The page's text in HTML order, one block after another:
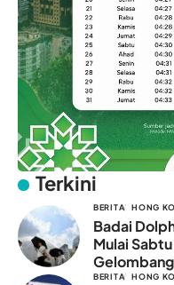
Terkini
BERITA HONG
Badai
Mulai
BERITA HONG